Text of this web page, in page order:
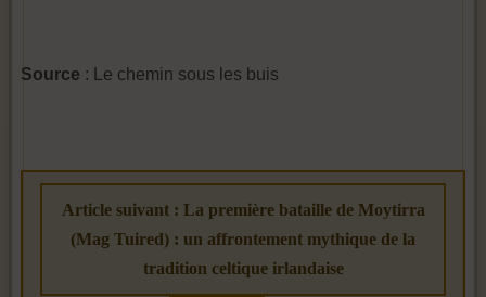
Source : Le chemin sous les buis
Article suivant : La première bataille de Moytirra
(Mag Tuired) : un affrontement mythique de la
tradition celtique irlandaise